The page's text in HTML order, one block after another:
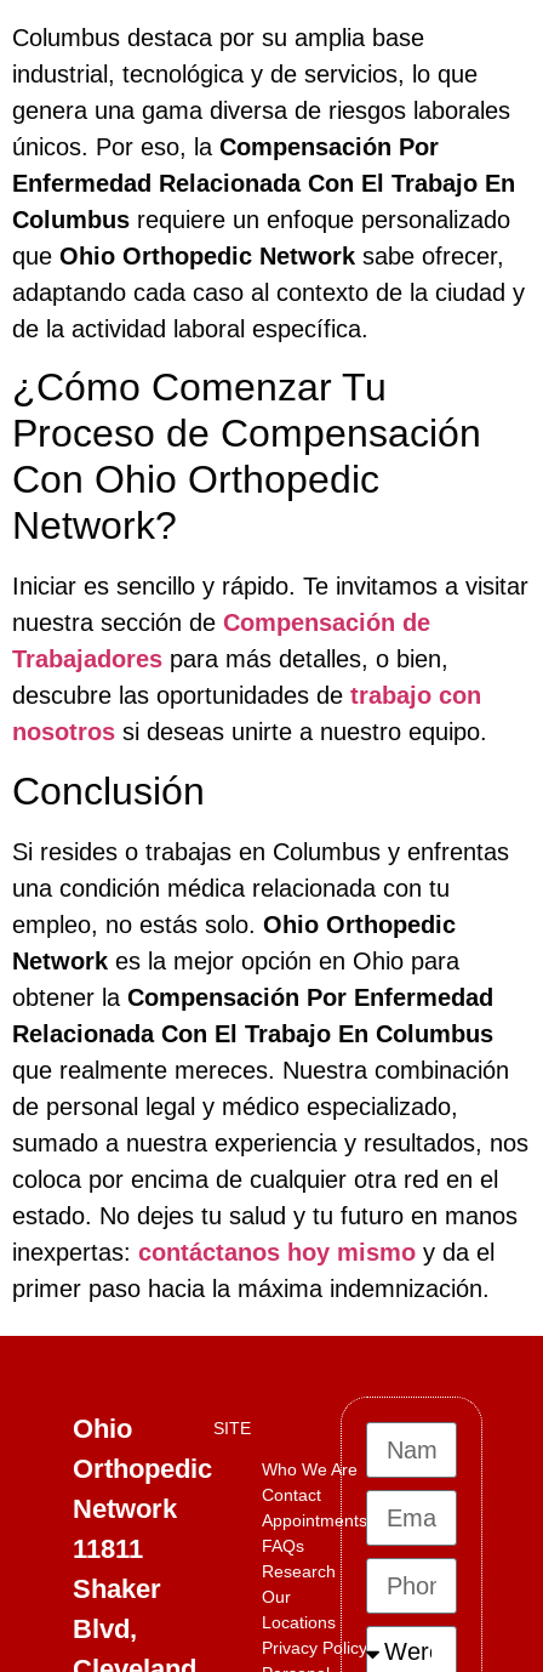
Columbus destaca por su amplia base
industrial, tecnológica y de servicios, lo que
genera una gama diversa de riesgos laborales
únicos. Por eso, la Compensación Por
Enfermedad Relacionada Con El Trabajo En
Columbus requiere un enfoque personalizado
que Ohio Orthopedic Network sabe ofrecer,
adaptando cada caso al contexto de la ciudad y
de la actividad laboral específica.
¿Cómo Comenzar Tu
Proceso de Compensación
Con Ohio Orthopedic
Network?
Iniciar es sencillo y rápido. Te invitamos a visitar
nuestra sección de Compensación de
Trabajadores para más detalles, o bien,
descubre las oportunidades de trabajo con
nosotros si deseas unirte a nuestro equipo.
Conclusión
Si resides o trabajas en Columbus y enfrentas
una condición médica relacionada con tu
empleo, no estás solo. Ohio Orthopedic
Network es la mejor opción en Ohio para
obtener la Compensación Por Enfermedad
Relacionada Con El Trabajo En Columbus
que realmente mereces. Nuestra combinación
de personal legal y médico especializado,
sumado a nuestra experiencia y resultados, nos
coloca por encima de cualquier otra red en el
estado. No dejes tu salud y tu futuro en manos
inexpertas: contáctanos hoy mismo y da el
primer paso hacia la máxima indemnización.
Ohio
Orthopedic
Network
11811
Shaker
Blvd,
SITE
Who We Are
Contact
Appointments
FAQs
Research
Our
Locations
Privacy Policy